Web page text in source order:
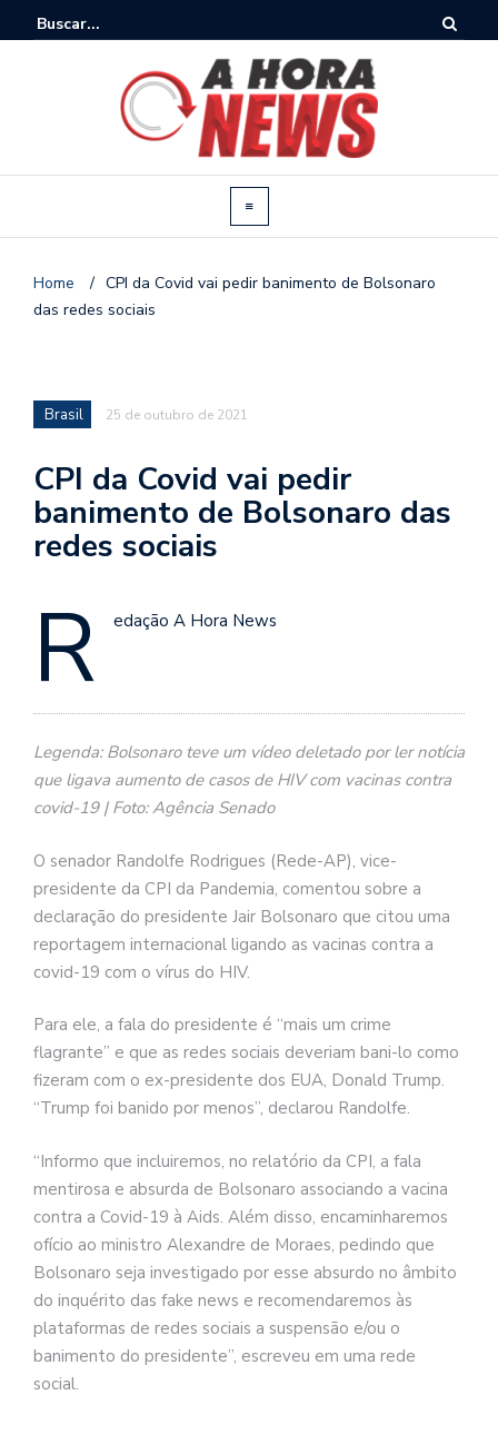
Home / CPI da Covid vai pedir banimento de Bolsonaro
das redes sociais
Brasil 25 de outubro de 2021
CPI da Covid vai pedir
banimento de Bolsonaro das
redes sociais
R edação A Hora News
Legenda: Bolsonaro teve um vídeo deletado por ler notícia
que ligava aumento de casos de HIV com vacinas contra
covid-19 | Foto: Agência Senado
O senador Randolfe Rodrigues (Rede-AP), vice-
presidente da CPI da Pandemia, comentou sobre a
declaração do presidente Jair Bolsonaro que citou uma
reportagem internacional ligando as vacinas contra a
covid-19 com o vírus do HIV.
Para ele, a fala do presidente é “mais um crime
flagrante” e que as redes sociais deveriam bani-lo como
fizeram com o ex-presidente dos EUA, Donald Trump.
“Trump foi banido por menos”, declarou Randolfe.
“Informo que incluiremos, no relatório da CPI, a fala
mentirosa e absurda de Bolsonaro associando a vacina
contra a Covid-19 à Aids. Além disso, encaminharemos
ofício ao ministro Alexandre de Moraes, pedindo que
Bolsonaro seja investigado por esse absurdo no âmbito
do inquérito das fake news e recomendaremos às
plataformas de redes sociais a suspensão e/ou o
banimento do presidente”, escreveu em uma rede
social.